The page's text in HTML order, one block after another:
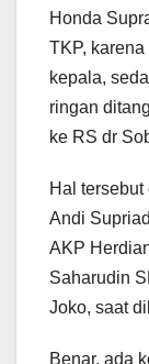
Honda
TKP,
kepala,
ringan
ke RS dr
Hal
Andi
AKP
Saharudin
Joko, saat
Benar, ada